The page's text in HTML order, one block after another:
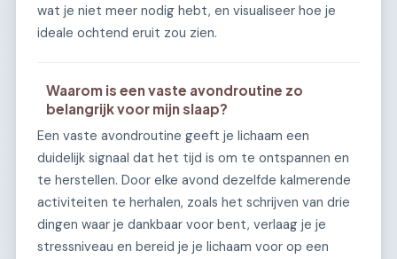
wat je niet meer nodig hebt, en visualiseer hoe je
ideale ochtend eruit zou zien.
Waarom is een vaste avondroutine zo
belangrijk voor mijn slaap?
Een vaste avondroutine geeft je lichaam een
duidelijk signaal dat het tijd is om te ontspannen en
te herstellen. Door elke avond dezelfde kalmerende
activiteiten te herhalen, zoals het schrijven van drie
dingen waar je dankbaar voor bent, verlaag je je
stressniveau en bereid je je lichaam voor op een